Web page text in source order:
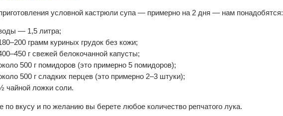
условной кастрюли супа — примерно на 2 дня — нам понадобятся:
— 1,5 литра;
грамм куриных грудок без кожи;
г свежей белокочанной капусты;
500 г помидоров (это примерно 5 помидоров);
500 г сладких перцев (это примерно 2–3 штуки);
чайной ложки соли.
по вкусу и по желанию вы берете любое количество репчатого лука.